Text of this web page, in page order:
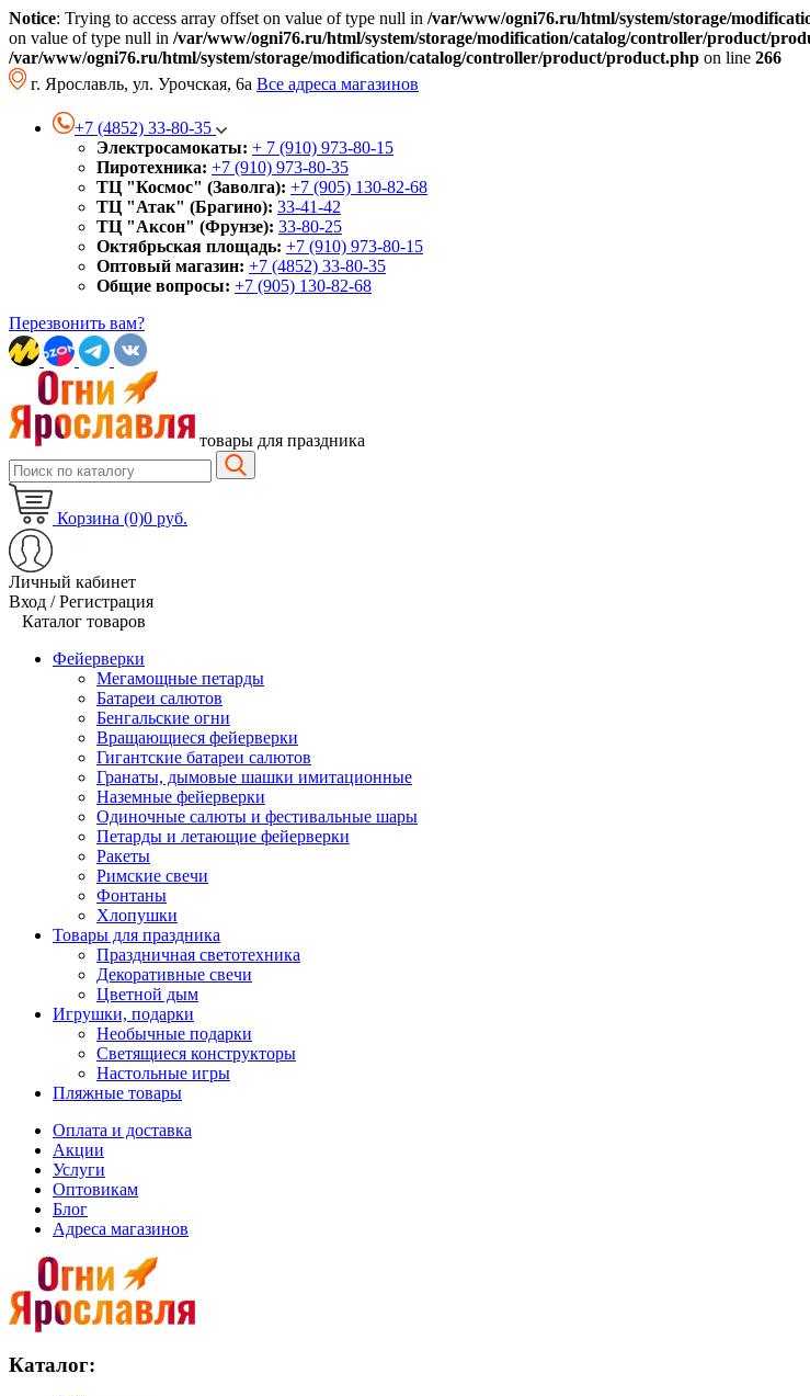
Notice: Trying to access array offset on value of type null in /var/www/ogni76.ru/html/system/storage/
on value of type null in /var/www/ogni76.ru/html/system/storage/modification/catalog/controller/product/
/var/www/ogni76.ru/html/system/storage/modification/catalog/controller/product/product.php on line 266
г. Ярославль, ул. Урочская, 6а Все адреса магазинов
+7 (4852) 33-80-35
Электросамокаты: + 7 (910) 973-80-15
Пиротехника: +7 (910) 973-80-35
ТЦ "Космос" (Заволга): +7 (905) 130-82-68
ТЦ "Атак" (Брагино): 33-41-42
ТЦ "Аксон" (Фрунзе): 33-80-25
Октябрьская площадь: +7 (910) 973-80-15
Оптовый магазин: +7 (4852) 33-80-35
Общие вопросы: +7 (905) 130-82-68
Перезвонить вам?
товары для праздника
Корзина (0)0 руб.
Личный кабинет
Вход / Регистрация
Каталог товаров
Фейерверки
Мегамощные петарды
Батареи салютов
Бенгальские огни
Вращающиеся фейерверки
Гигантские батареи салютов
Гранаты, дымовые шашки имитационные
Наземные фейерверки
Одиночные салюты и фестивальные шары
Петарды и летающие фейерверки
Ракеты
Римские свечи
Фонтаны
Хлопушки
Товары для праздника
Праздничная светотехника
Декоративные свечи
Цветной дым
Игрушки, подарки
Необычные подарки
Светящиеся конструкторы
Настольные игры
Пляжные товары
Оплата и доставка
Акции
Услуги
Оптовикам
Блог
Адреса магазинов
Каталог: